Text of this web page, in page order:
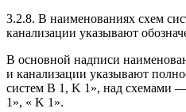
3.2.8. В наименованиях схем
канализации указывают
В основной надписи
и канализации указывают
систем B 1, K 1», над схемами
1», « K 1».